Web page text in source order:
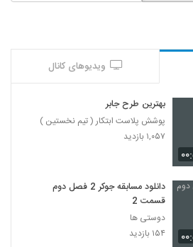
ویدیوهای کانال
بهترین طرح جابر
پوشش پلاست ابتکار ( تیم نخستین )
۱,۰۵۷ بازدید
دانلود مسابقه جوکر 2 فصل دوم
قسمت 2
دوستی ها
۱۵۴ بازدید